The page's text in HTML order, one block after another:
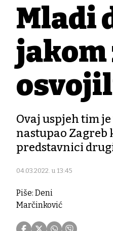
Mladi
Ovaj uspjeh tim
nastupao Zagreb
predstavnici
04.03.2022. u 13:45
Piše: Deni
Marčinković